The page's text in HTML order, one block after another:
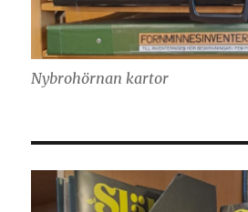
Nybrohörnan kartor